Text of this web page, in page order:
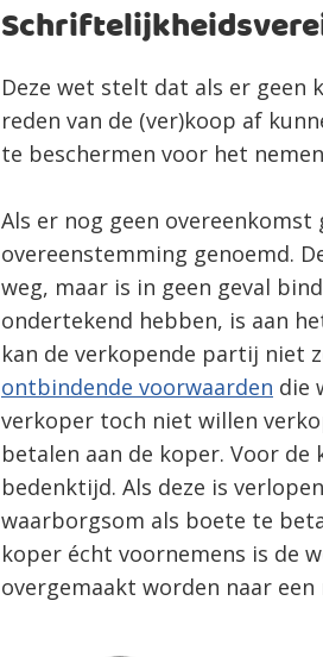
Deze wet stelt dat als er geen
reden van de (ver)koop af
te beschermen voor het
Als er nog geen
overeenstemming genoemd.
weg, maar is in geen geval
ondertekend hebben, is aan
kan de verkopende partij niet
ontbindende voorwaarden die
verkoper toch niet willen
betalen aan de koper. Voor
bedenktijd. Als deze is
waarborgsom als boete te
koper écht voornemens is de
overgemaakt worden naar